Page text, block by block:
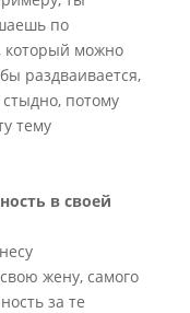
по
который можно
раздваивается,
потому
тему
в своей
жену, самого
за те